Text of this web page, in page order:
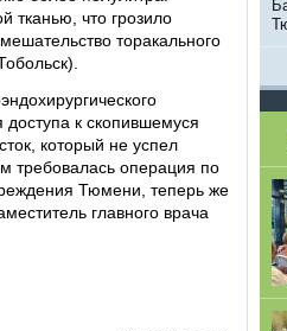
тканью, что грозило
торакального
к скопившемуся
который не успел
требовалась операция по
Тюмени, теперь же
главного врача